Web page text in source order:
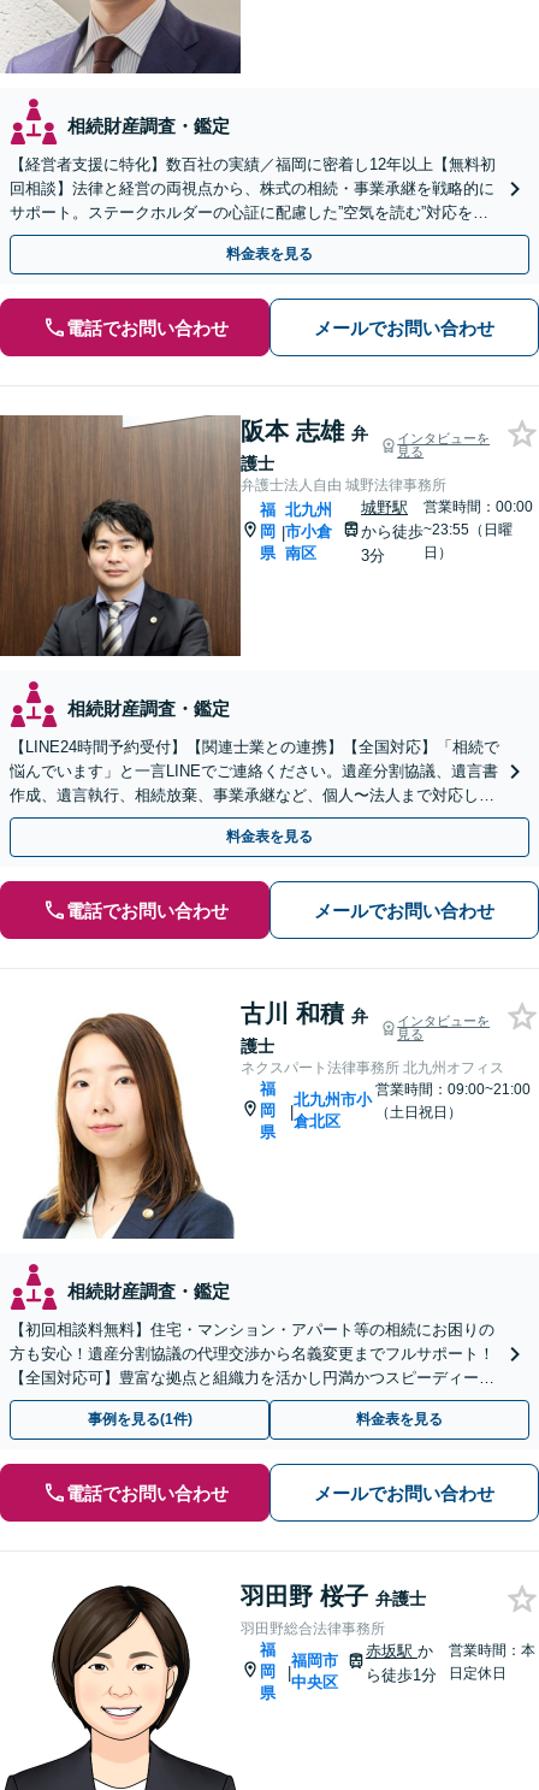
相続財産調査・鑑定
【経営者支援に特化】数百社の実績／福岡に密着し12年以上【無料初
回相談】法律と経営の両視点から、株式の相続・事業承継を戦略的に
サポート。ステークホルダーの心証に配慮した”空気を読む”対応を強
みに、円満な解決を目指します【天神駅１分】
料金表を見る
電話でお問い合わせ メールでお問い合わせ
阪本 志雄 弁
護士
インタビューを
見る
弁護士法人自由 城野法律事務所
福
岡
県
|
北九州
市小倉
南区
城野駅
から徒歩
3分
営業時間：00:00
~23:55（日曜
日）
相続財産調査・鑑定
【LINE24時間予約受付】【関連士業との連携】【全国対応】「相続で
悩んでいます」と一言LINEでご連絡ください。遺産分割協議、遺言書
作成、遺言執行、相続放棄、事業承継など、個人〜法人まで対応しま
す。関連士業との連携でワンストップ解決！
料金表を見る
電話でお問い合わせ メールでお問い合わせ
古川 和積 弁
護士
インタビューを
見る
ネクスパート法律事務所 北九州オフィス
福
岡
県
|
北九州市小
倉北区
営業時間：09:00~21:00
（土日祝日）
相続財産調査・鑑定
【初回相談料無料】住宅・マンション・アパート等の相続にお困りの
方も安心！遺産分割協議の代理交渉から名義変更までフルサポート！
【全国対応可】豊富な拠点と組織力を活かし円満かつスピーディーに
相続手続きをお手伝いします【取扱い実績2000件以上】
事例を見る(1件) 料金表を見る
電話でお問い合わせ メールでお問い合わせ
羽田野 桜子 弁護士
羽田野総合法律事務所
福
岡
県
|
福岡市
中央区
赤坂駅 か
ら徒歩1分
営業時間：本
日定休日